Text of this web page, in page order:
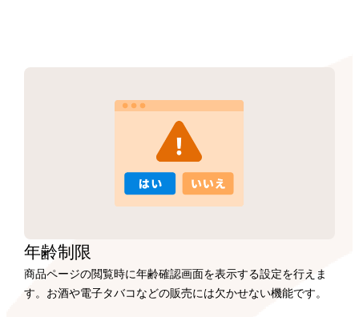
年齢制限
商品ページの閲覧時に年齢確認画面を表示する設定を行えま
す。お酒や電子タバコなどの販売には欠かせない機能です。